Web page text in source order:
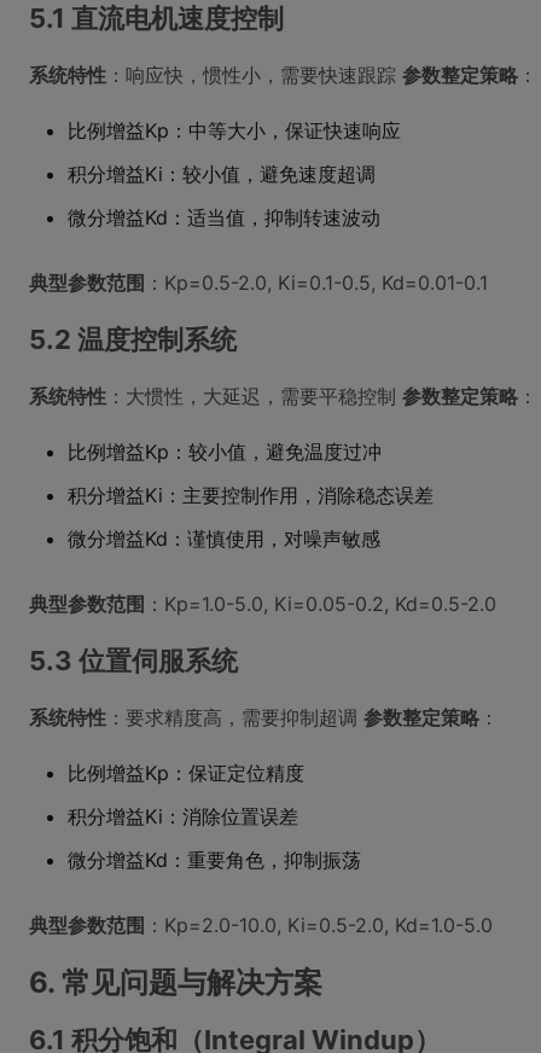
5.1 直流电机速度控制
系统特性 ：响应快，惯性小，需要快速跟踪 参数整定策略 ：
比例增益Kp：中等大小，保证快速响应
积分增益Ki：较小值，避免速度超调
微分增益Kd：适当值，抑制转速波动
典型参数范围 ：Kp=0.5-2.0, Ki=0.1-0.5, Kd=0.01-0.1
5.2 温度控制系统
系统特性 ：大惯性，大延迟，需要平稳控制 参数整定策略 ：
比例增益Kp：较小值，避免温度过冲
积分增益Ki：主要控制作用，消除稳态误差
微分增益Kd：谨慎使用，对噪声敏感
典型参数范围 ：Kp=1.0-5.0, Ki=0.05-0.2, Kd=0.5-2.0
5.3 位置伺服系统
系统特性 ：要求精度高，需要抑制超调 参数整定策略 ：
比例增益Kp：保证定位精度
积分增益Ki：消除位置误差
微分增益Kd：重要角色，抑制振荡
典型参数范围 ：Kp=2.0-10.0, Ki=0.5-2.0, Kd=1.0-5.0
6. 常见问题与解决方案
6.1 积分饱和（Integral Windup）